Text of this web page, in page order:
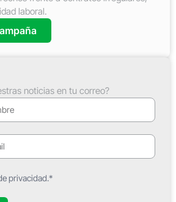
laboral.
noticias en tu correo?
privacidad.*